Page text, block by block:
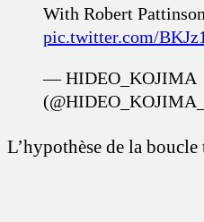
With Robert
pic.twitter.com/
— HIDEO_KOJIMA
L’hypothèse de la